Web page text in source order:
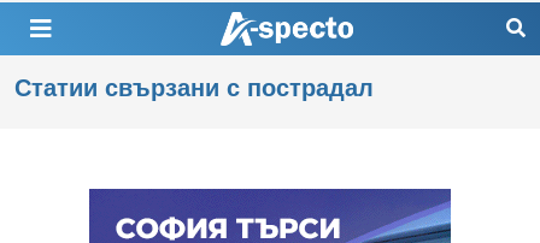
Статии свързани с пострадал